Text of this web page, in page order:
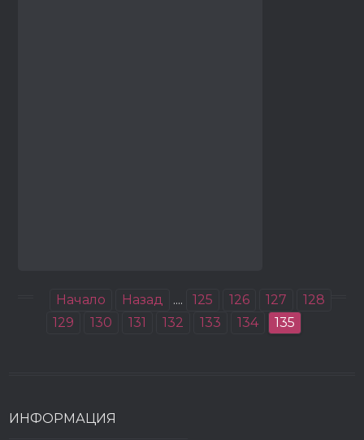
Начало Назад .... 125 126 127
128
129
130 131 132 133 134 135
ИНФОРМАЦИЯ